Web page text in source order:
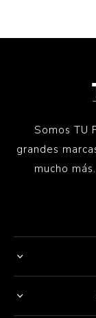
Somos TU
grandes
mucho